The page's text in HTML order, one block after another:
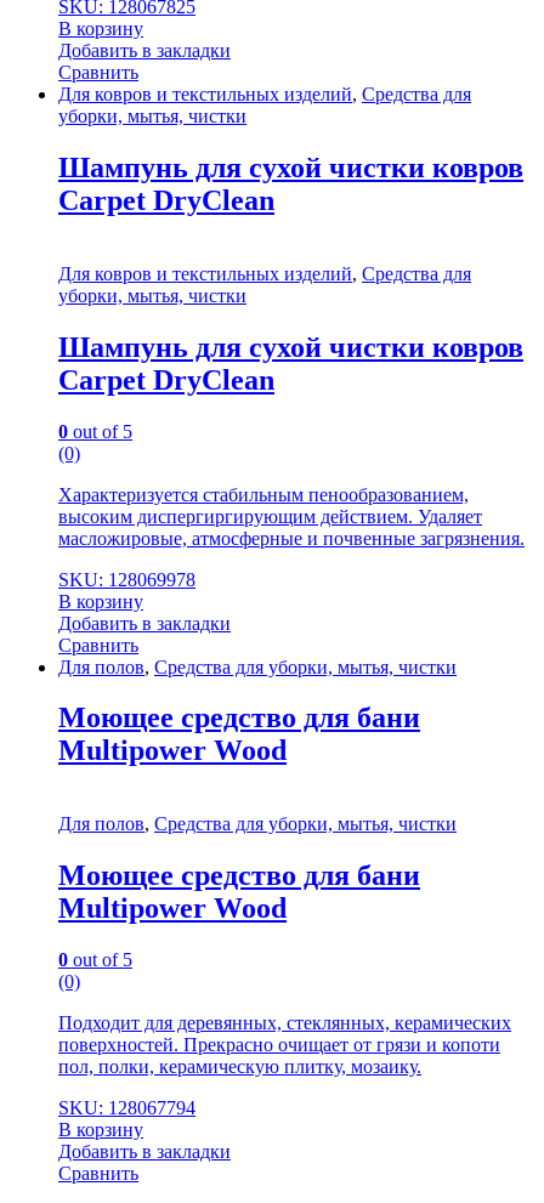
SKU: 128067825
В корзину
Добавить в закладки
Сравнить
Для ковров и текстильных изделий, Средства для
уборки, мытья, чистки
Шампунь для сухой чистки ковров
Carpet DryClean
Для ковров и текстильных изделий, Средства для
уборки, мытья, чистки
Шампунь для сухой чистки ковров
Carpet DryClean
0 out of 5
(0)
Характеризуется стабильным пенообразованием,
высоким диспергиргирующим действием. Удаляет
масложировые, атмосферные и почвенные загрязнения.
SKU: 128069978
В корзину
Добавить в закладки
Сравнить
Для полов, Средства для уборки, мытья, чистки
Моющее средство для бани
Multipower Wood
Для полов, Средства для уборки, мытья, чистки
Моющее средство для бани
Multipower Wood
0 out of 5
(0)
Подходит для деревянных, стеклянных, керамических
поверхностей. Прекрасно очищает от грязи и копоти
пол, полки, керамическую плитку, мозаику.
SKU: 128067794
В корзину
Добавить в закладки
Сравнить